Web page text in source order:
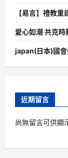
【易言】禮教
愛心如潮 共克
japan(日本)國會
近期留言
尚無留言可供顯